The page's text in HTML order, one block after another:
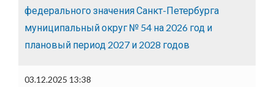
федерального значения Санкт-Петербурга
муниципальный округ № 54 на 2026 год и
плановый период 2027 и 2028 годов
03.12.2025 13:38